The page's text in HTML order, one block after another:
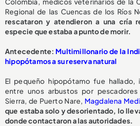
Regional de las Cuencas de los Ríos
rescataron y atendieron a una cría
especie que estaba a punto de morir.
Antecedente: Multimillonario de la
hipopótamos a su reserva natural
El pequeño hipopótamo fue hallado,
entre unos arbustos por
Sierra, de Puerto Nare, Magdalena
que estaba solo y desorientado, lo
donde contactaron a las autoridades.